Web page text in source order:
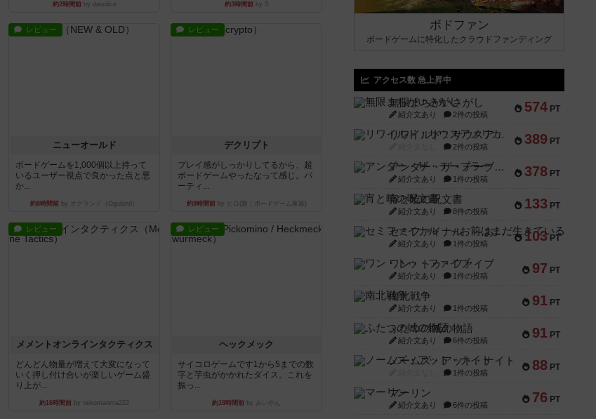
約2時間前by daisdice 約3時間前by S
レビュー
ニューオールド
ボードゲームを1,000個以上持って
いるユーザー視点で良かった点と悪
か...
約8時間前 by オグランド（Oguland）
レビュー
デクリプト
プレイ感がしっかりしてるから、超
ボードゲームやったなって感じ。パ
ーティ...
約9時間前by ヒロ(新！ボードゲーム家族)
レビュー
メメントオンラインタクティクス
どんどん物量が増えて大変になって
いく押し付け合いが楽しいゲーム盛
り上が...
約16時間前 by nekomanma222
レビュー
ヘックメック
サイコロゲームです1から5までの数
字と芋虫がかかれたダイス。これを
振っ...
約18時間前 by みいやん
ボドファン
ボードゲームに特化したクラウドファンディング
アクセス数 急上昇中
574 PT
無限まちがいさがし
紹介文あり 2件の投稿
389 PT
リワイルド：サウスアメリカ
2件の投稿
378 PT
アンダー・ザ・テーブラー
紹介文あり 1件の投稿
133 PT
宵と暁の呪文書
紹介文あり 8件の投稿
103 PT
セミファイナル ～お前はまだ生きている～
紹介文あり 1件の投稿
97 PT
ワン・トゥ・ファイブ
紹介文あり 1件の投稿
91 PT
南北戦争
紹介文あり 1件の投稿
91 PT
ふたつの城の物語
紹介文あり 6件の投稿
88 PT
ノームズ・アット・ナイト
1件の投稿
76 PT
マーリン
紹介文あり 6件の投稿